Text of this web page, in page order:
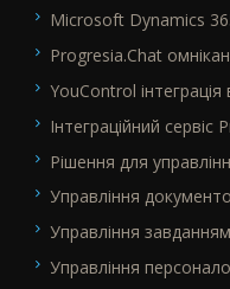
Microsoft Dynamics
Progresia.Chat
YouControl інтеграція
Інтеграційний сервіс
Рішення для
Управління
Управління
Управління